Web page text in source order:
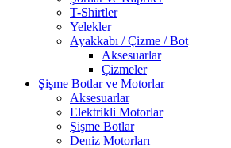
T-Shirtler
Yelekler
Ayakkabı / Çizme / Bot
Aksesuarlar
Çizmeler
Şişme Botlar ve Motorlar
Aksesuarlar
Elektrikli Motorlar
Şişme Botlar
Deniz Motorları